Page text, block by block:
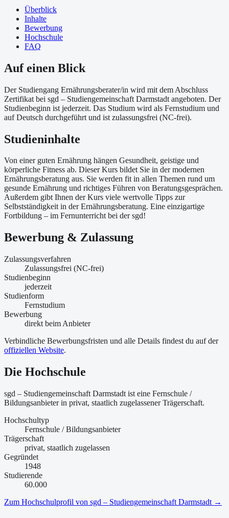
Überblick
Inhalte
Bewerbung
Hochschule
FAQ
Auf einen Blick
Der Studiengang Ernährungsberater/in wird mit dem Abschluss
Zertifikat bei sgd – Studiengemeinschaft Darmstadt angeboten. Der
Studienbeginn ist jederzeit. Das Studium wird als Fernstudium und
auf Deutsch durchgeführt und ist zulassungsfrei (NC-frei).
Studieninhalte
Von einer guten Ernährung hängen Gesundheit, geistige und
körperliche Fitness ab. Dieser Kurs bildet Sie in der modernen
Ernährungsberatung aus. Sie werden fit in allen Themen rund um
gesunde Ernährung und richtiges Führen von Beratungsgesprächen.
Außerdem gibt Ihnen der Kurs viele wertvolle Tipps zur
Selbstständigkeit in der Ernährungsberatung. Eine einzigartige
Fortbildung – im Fernunterricht bei der sgd!
Bewerbung & Zulassung
Zulassungsverfahren
Zulassungsfrei (NC-frei)
Studienbeginn
jederzeit
Studienform
Fernstudium
Bewerbung
direkt beim Anbieter
Verbindliche Bewerbungsfristen und alle Details findest du auf der
offiziellen Website.
Die Hochschule
sgd – Studiengemeinschaft Darmstadt ist eine Fernschule /
Bildungsanbieterin privat, staatlich zugelassener Trägerschaft.
Hochschultyp
Fernschule / Bildungsanbieter
Trägerschaft
privat, staatlich zugelassen
Gegründet
1948
Studierende
60.000
Zum Hochschulprofil von sgd – Studiengemeinschaft Darmstadt →